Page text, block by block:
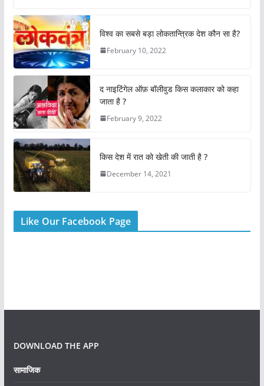
c
e
b
o
o
k
at
s
A
p
p
er e
st
l e
विश्व का सबसे बड़ा लोकतान्त्रिक देश कौन सा है?
February 10, 2022
द नाइटिंगेल ऑफ़ बॉलीवुड किस कलाकार को कहा
जाता है ?
February 9, 2022
किस देश में रात को खेती की जाती है ?
December 14, 2021
Like Our Facebook Page
DOWNLOAD THE APP
सामाजिक